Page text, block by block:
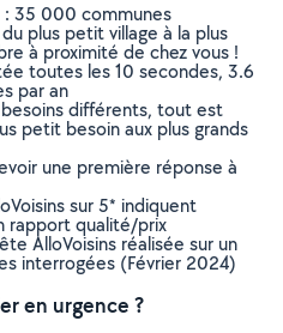
: 35 000 communes
plus petit village à la plus
à proximité de chez vous !
toutes les 10 secondes, 3.6
par an
différents, tout est
petit besoin aux plus grands
une première réponse à
sur 5* indiquent
rapport qualité/prix
AlloVoisins réalisée sur un
interrogées (Février 2024)
en urgence ?